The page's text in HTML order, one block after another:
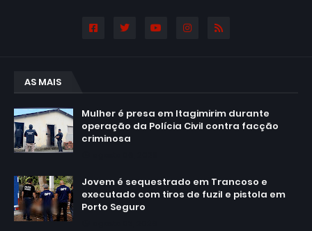
AS MAIS
Mulher é presa em Itagimirim durante
operação da Polícia Civil contra facção
criminosa
Jovem é sequestrado em Trancoso e
executado com tiros de fuzil e pistola em
Porto Seguro